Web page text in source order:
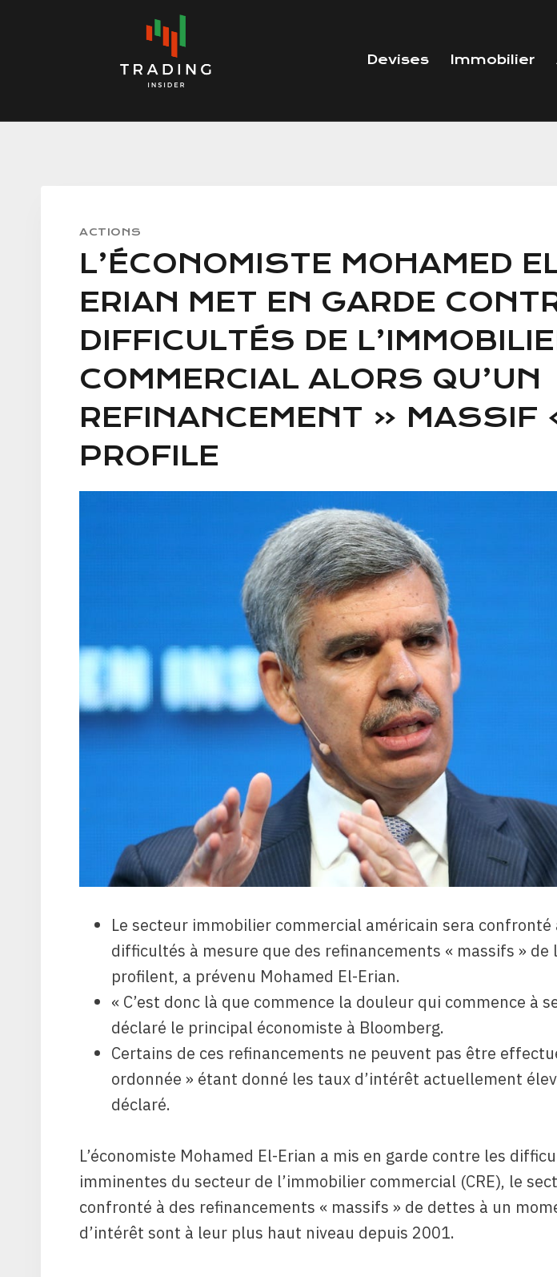
Devises Immobilier
ACTIONS
L’ÉCONOMISTE MOHAMED
ERIAN MET EN GARDE
DIFFICULTÉS DE
COMMERCIAL ALORS QU’UN
REFINANCEMENT « MASSIF
PROFILE
Le secteur immobilier commercial américain sera confronté
difficultés à mesure que des refinancements « massifs » de
profilent, a prévenu Mohamed El-Erian.
« C’est donc là que commence la douleur qui commence à
déclaré le principal économiste à Bloomberg.
Certains de ces refinancements ne peuvent pas être
ordonnée » étant donné les taux d’intérêt actuellement
déclaré.
L’économiste Mohamed El-Erian a mis en garde contre les
imminentes du secteur de l’immobilier commercial (CRE), le
confronté à des refinancements « massifs » de dettes à un
d’intérêt sont à leur plus haut niveau depuis 2001.